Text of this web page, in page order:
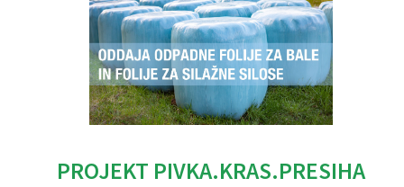
PROJEKT PIVKA.KRAS.PRESIHA